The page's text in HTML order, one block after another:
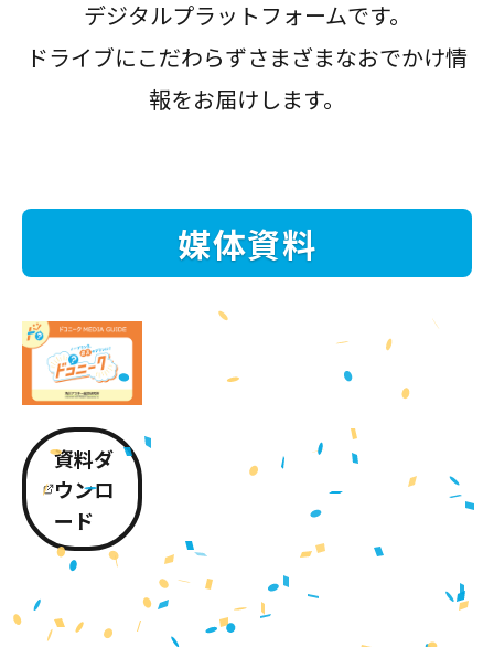
デジタルプラットフォームです。
ドライブにこだわらずさまざまなおでかけ情
報をお届けします。
媒体資料
資料ダ
ウンロ
ード